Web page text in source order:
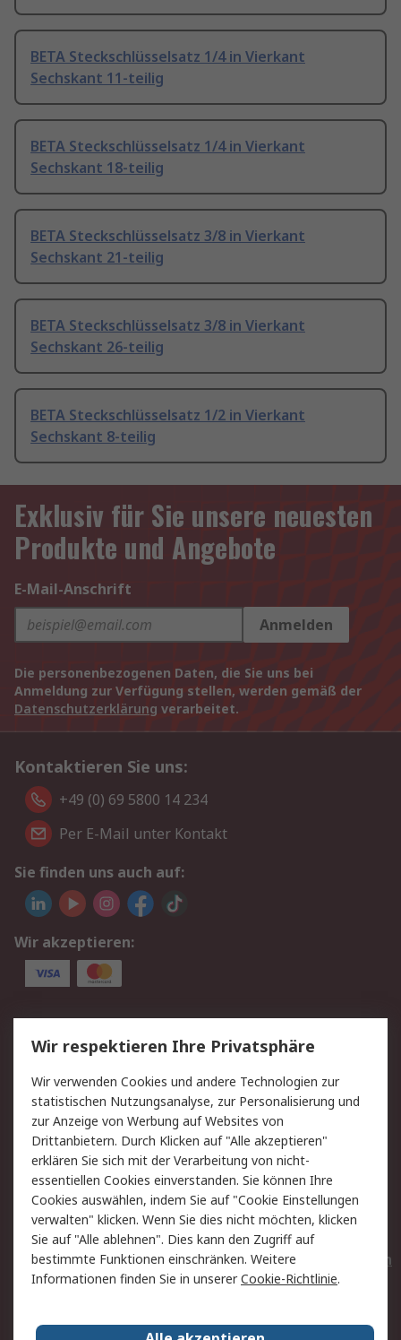
BETA Steckschlüsselsatz 1/4 in Vierkant
Sechskant 11-teilig
BETA Steckschlüsselsatz 1/4 in Vierkant
Sechskant 18-teilig
BETA Steckschlüsselsatz 3/8 in Vierkant
Sechskant 21-teilig
BETA Steckschlüsselsatz 3/8 in Vierkant
Sechskant 26-teilig
BETA Steckschlüsselsatz 1/2 in Vierkant
Sechskant 8-teilig
Exklusiv für Sie unsere neuesten
Produkte und Angebote
E-Mail-Anschrift
Anmelden
Die personenbezogenen Daten, die Sie uns bei
Anmeldung zur Verfügung stellen, werden gemäß der
Datenschutzerklärung verarbeitet.
Kontaktieren Sie uns:
+49 (0) 69 5800 14 234
Per E-Mail unter Kontakt
Sie finden uns auch auf:
Wir akzeptieren:
Service
Value Added Services
Lieferlösungen
Rücksendungen
Kontakt
Hilfe
Privatkunden
Rechtliches
AGB
Datenschutz
Cookie-Richtlinie
Zahlungsbedingungen
Copyright/Impressum
Entsorgung
Elektrogeräte/Batterien
Wir respektieren Ihre Privatsphäre
Wir verwenden Cookies und andere Technologien zur
statistischen Nutzungsanalyse, zur Personalisierung und
zur Anzeige von Werbung auf Websites von
Drittanbietern. Durch Klicken auf "Alle akzeptieren"
erklären Sie sich mit der Verarbeitung von nicht-
essentiellen Cookies einverstanden. Sie können Ihre
Cookies auswählen, indem Sie auf "Cookie Einstellungen
verwalten" klicken. Wenn Sie dies nicht möchten, klicken
Sie auf "Alle ablehnen". Dies kann den Zugriff auf
bestimmte Funktionen einschränken. Weitere
Informationen finden Sie in unsererCookie-Richtlinie.